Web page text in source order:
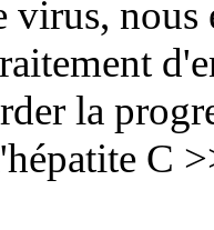
virus, nous
la
C